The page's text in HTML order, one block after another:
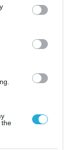
You may click to
party tags to
in below Google
the
να
τον κόσμο,
45.000
Ηνωμένο
Ανατολή και